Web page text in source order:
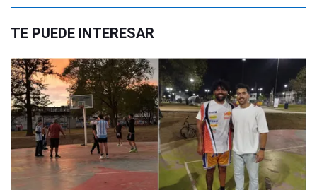
TE PUEDE INTERESAR